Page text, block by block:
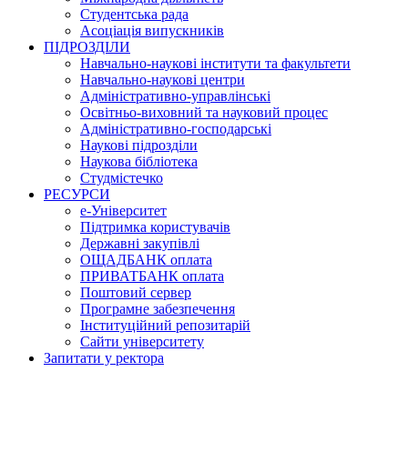
Студентська рада
Асоціація випускників
ПІДРОЗДІЛИ
Навчально-наукові інститути та факультети
Навчально-наукові центри
Адміністративно-управлінські
Освітньо-виховний та науковий процес
Адміністративно-господарські
Наукові підрозділи
Наукова бібліотека
Студмістечко
РЕСУРСИ
е-Університет
Підтримка користувачів
Державні закупівлі
ОЩАДБАНК оплата
ПРИВАТБАНК оплата
Поштовий сервер
Програмне забезпечення
Інституційний репозитарій
Сайти університету
Запитати у ректора